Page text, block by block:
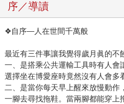
序／導讀
❖自序—人在世間千萬般
最近有三件事讓我覺得歲月眞的不
一、是搭乘公共運輸工具時有人會
選擇坐在博愛座時竟然沒有人會多
二、是當你每天早上醒來放慢動作
一腳去尋找拖鞋。當兩腳都能穿上